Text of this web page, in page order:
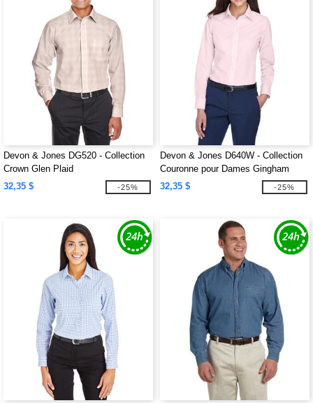
Devon & Jones DG520 - Collection
Crown Glen Plaid
32,35 $
-25%
Devon & Jones D640W - Collection
Couronne pour Dames Gingham
Check
32,35 $ -25%